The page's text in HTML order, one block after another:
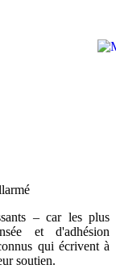
– car les plus
et d'adhésion
qui écrivent à
soutien.